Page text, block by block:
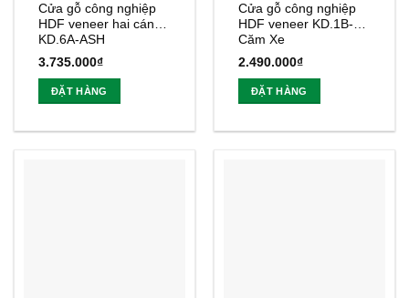
Cửa gỗ công nghiệp
HDF veneer hai cánh
KD.6A-ASH
3.735.000₫
ĐẶT HÀNG
Cửa gỗ công nghiệp
HDF veneer KD.1B-
Căm Xe
2.490.000₫
ĐẶT HÀNG